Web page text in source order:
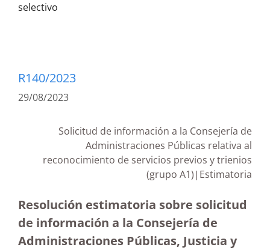
selectivo
R140/2023
29/08/2023
Solicitud de información a la Consejería de
Administraciones Públicas relativa al
reconocimiento de servicios previos y trienios
(grupo A1)|Estimatoria
Resolución estimatoria sobre solicitud
de información a la Consejería de
Administraciones Públicas, Justicia y